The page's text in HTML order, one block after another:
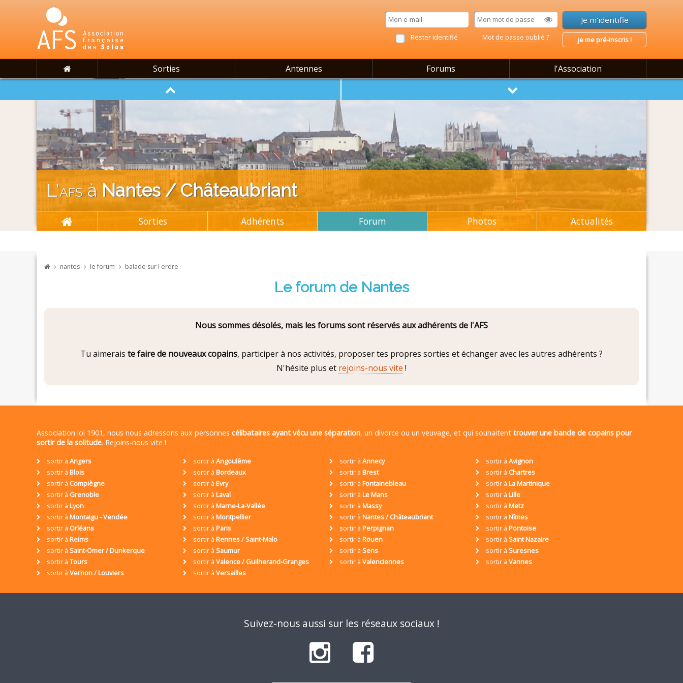
Rester identifié Mot de passe oublié ? je me pré-inscris !
Sorties Antennes Forums l'Association
L'afs à Nantes / Châteaubriant
Sorties Adhérents Forum Photos Actualités
nantes le forum balade sur l erdre
Le forum de Nantes
Nous sommes désolés, mais les forums sont réservés aux adhérents de l'AFS
Tu aimerais te faire de nouveaux copains, participer à nos activités, proposer tes propres sorties et échanger avec les autres adhérents ?
N'hésite plus et rejoins-nous vite !
Association loi 1901, nous nous adressons aux personnes célibataires ayant vécu une séparation, un divorce ou un veuvage, et qui souhaitent trouver une bande de copains pour
sortir de la solitude. Rejoins-nous vite !
sortir à Angers sortir à Angoulême sortir à Annecy sortir à Avignon
sortir à Blois sortir à Bordeaux sortir à Brest sortir à Chartres
sortir à Compiègne sortir à Evry sortir à Fontainebleau sortir à La Martinique
sortir à Grenoble sortir à Laval sortir à Le Mans sortir à Lille
sortir à Lyon sortir à Marne-La-Vallée sortir à Massy sortir à Metz
sortir à Montaigu - Vendée sortir à Montpellier sortir à Nantes / Châteaubriant sortir à Nîmes
sortir à Orléans sortir à Paris sortir à Perpignan sortir à Pontoise
sortir à Reims sortir à Rennes / Saint-Malo sortir à Rouen sortir à Saint Nazaire
sortir à Saint-Omer / Dunkerque sortir à Saumur sortir à Sens sortir à Suresnes
sortir à Tours sortir à Valence / Guilherand-Granges sortir à Valenciennes sortir à Vannes
sortir à Vernon / Louviers sortir à Versailles
Suivez-nous aussi sur les réseaux sociaux !